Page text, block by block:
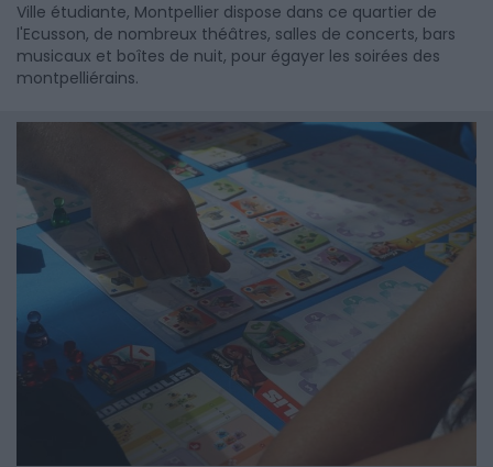
Ville étudiante, Montpellier dispose dans ce quartier de
l'Ecusson, de nombreux théâtres, salles de concerts, bars
musicaux et boîtes de nuit, pour égayer les soirées des
montpelliérains.